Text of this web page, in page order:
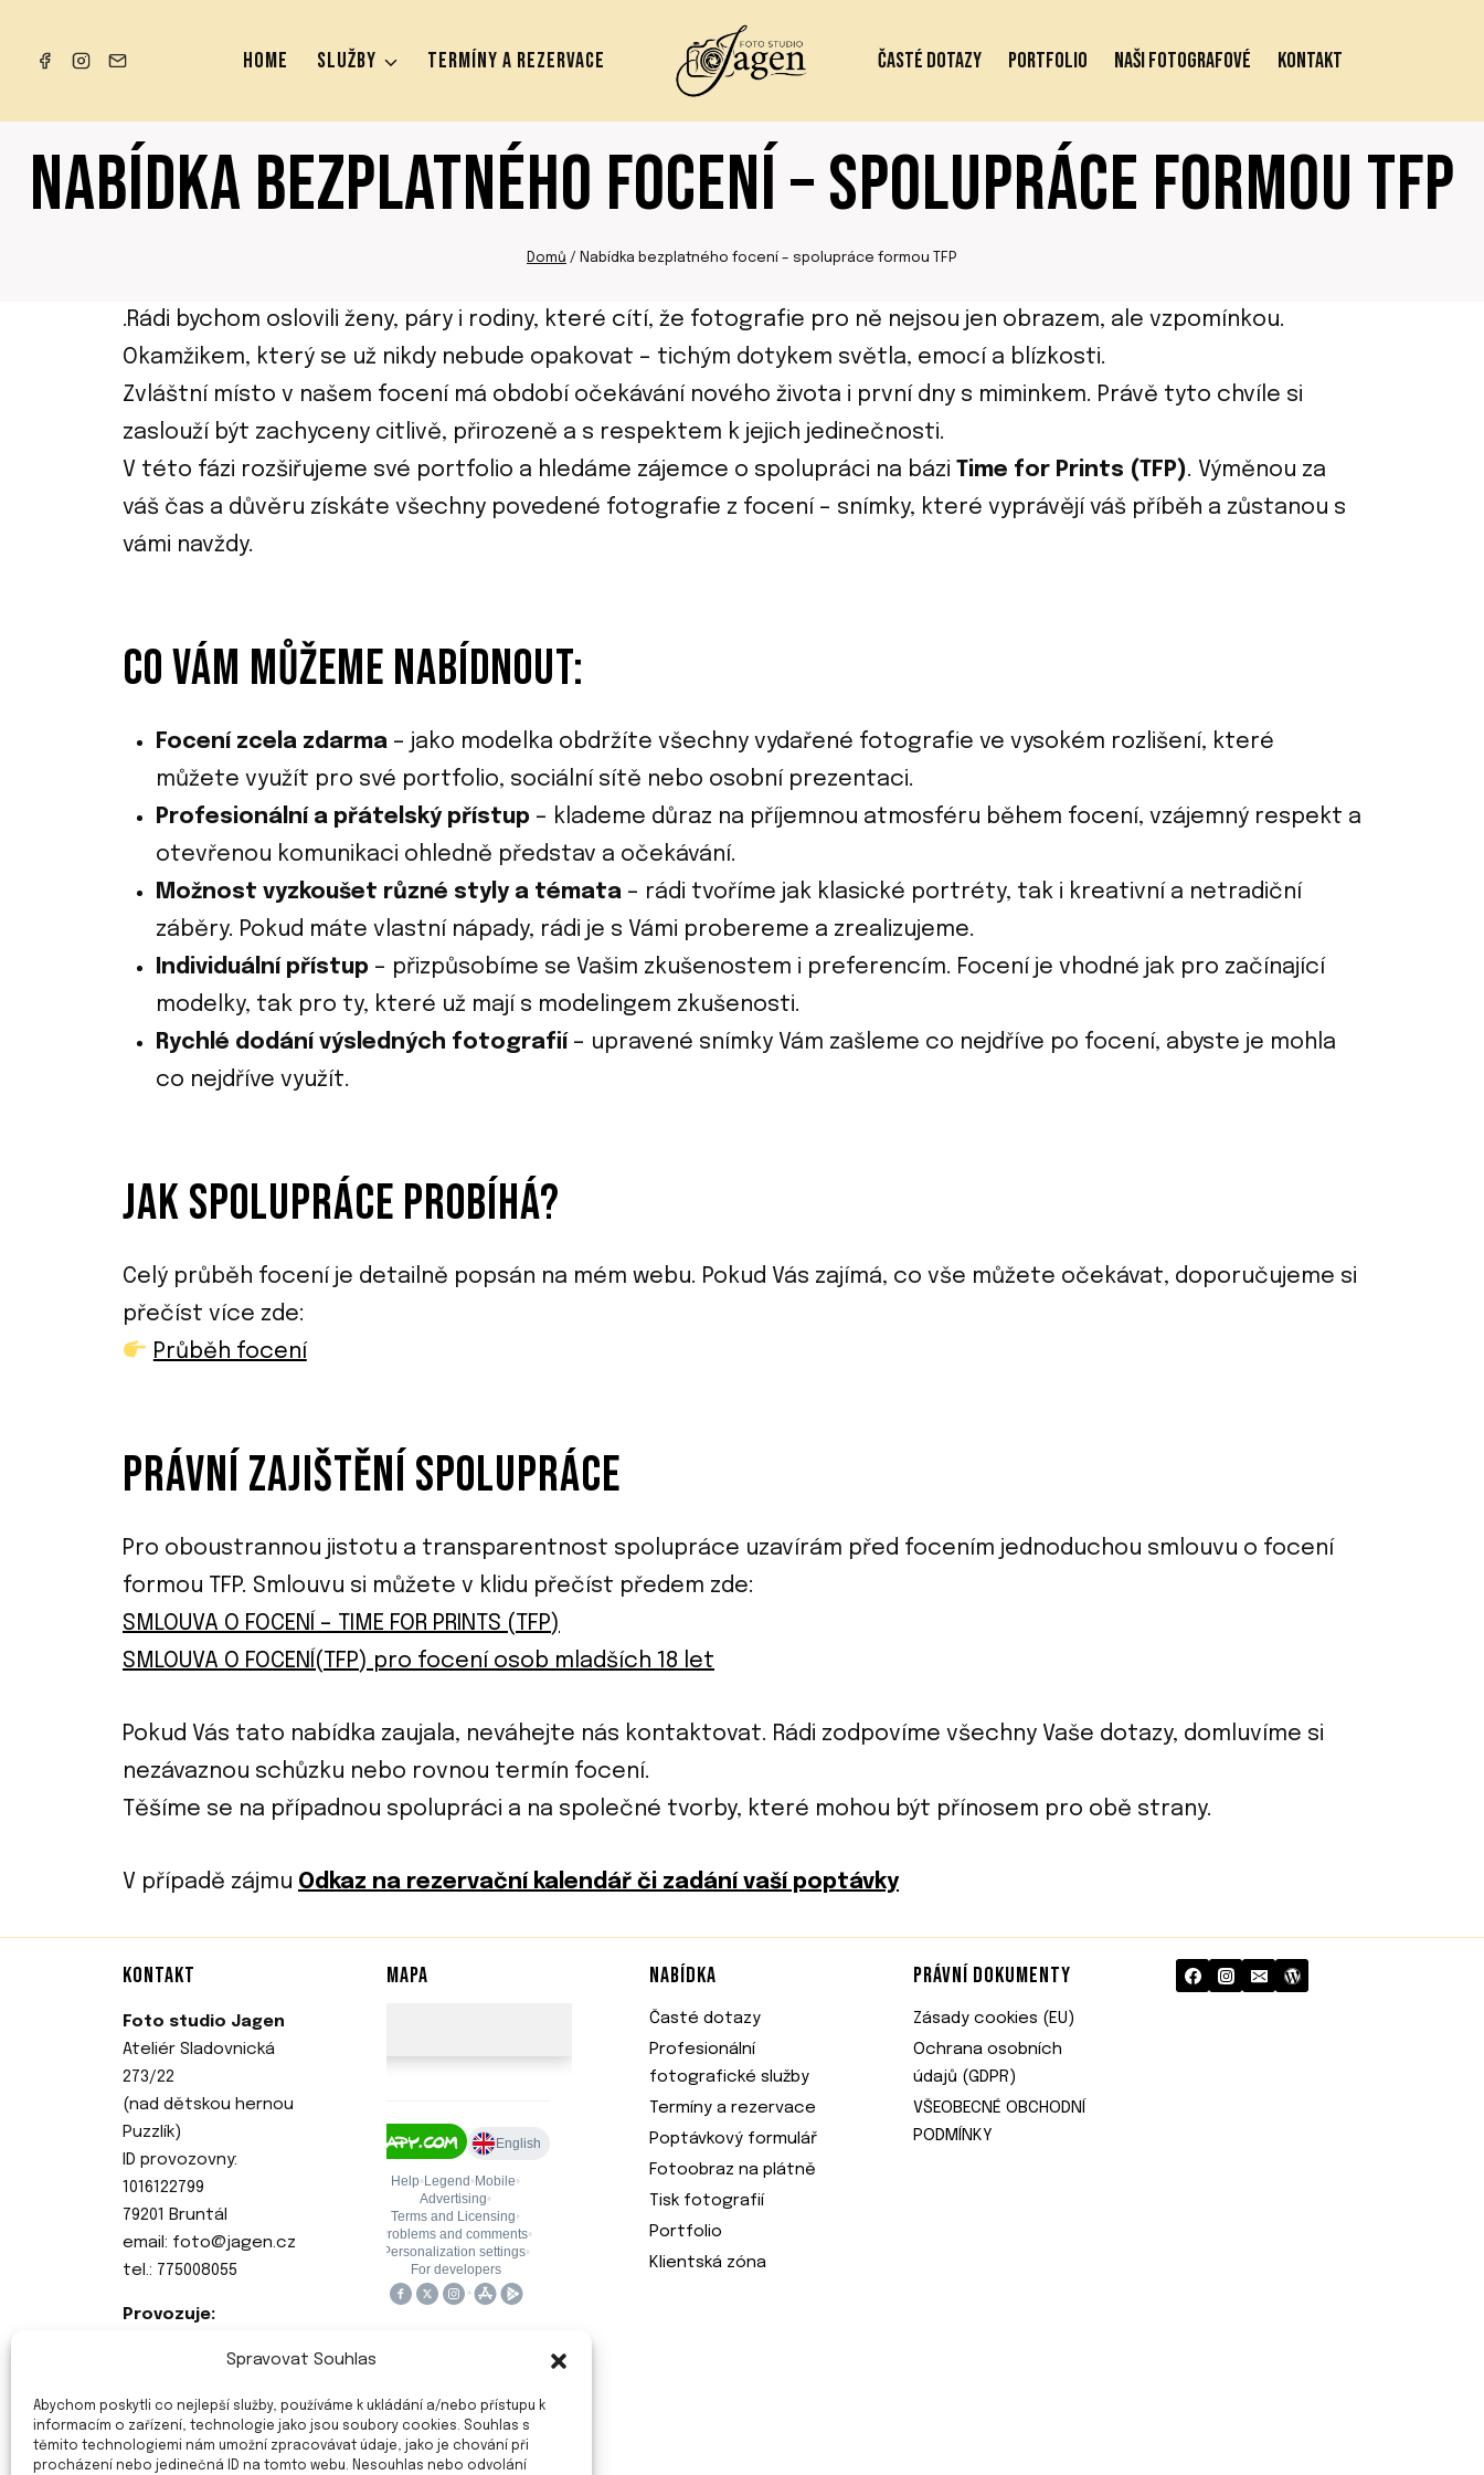
Spravovat Souhlas
Abychom poskytli co nejlepší služby, používáme k ukládání a/nebo přístupu k
informacím o zařízení, technologie jako jsou soubory cookies. Souhlas s
těmito technologiemi nám umožní zpracovávat údaje, jako je chování při
procházení nebo jedinečná ID na tomto webu. Nesouhlas nebo odvolání
obsah
HOME SLUŽBY TERMÍNY A REZERVACE ČASTÉ DOTAZY PORTFOLIO NAŠI FOTOGRAFOVÉ KONTAKT
NABÍDKA BEZPLATNÉHO FOCENÍ – SPOLUPRÁCE FORMOU TFP
Domů / Nabídka bezplatného focení – spolupráce formou TFP
.Rádi bychom oslovili ženy, páry i rodiny, které cítí, že fotografie pro ně nejsou jen obrazem, ale vzpomínkou.
Okamžikem, který se už nikdy nebude opakovat – tichým dotykem světla, emocí a blízkosti.
Zvláštní místo v našem focení má období očekávání nového života i první dny s miminkem. Právě tyto chvíle si
zaslouží být zachyceny citlivě, přirozeně a s respektem k jejich jedinečnosti.
V této fázi rozšiřujeme své portfolio a hledáme zájemce o spolupráci na bázi Time for Prints (TFP). Výměnou za
váš čas a důvěru získáte všechny povedené fotografie z focení – snímky, které vyprávějí váš příběh a zůstanou s
vámi navždy.
CO VÁM MŮŽEME NABÍDNOUT:
Focení zcela zdarma – jako modelka obdržíte všechny vydařené fotografie ve vysokém rozlišení, které
můžete využít pro své portfolio, sociální sítě nebo osobní prezentaci.
Profesionální a přátelský přístup – klademe důraz na příjemnou atmosféru během focení, vzájemný respekt a
otevřenou komunikaci ohledně představ a očekávání.
Možnost vyzkoušet různé styly a témata – rádi tvoříme jak klasické portréty, tak i kreativní a netradiční
záběry. Pokud máte vlastní nápady, rádi je s Vámi probereme a zrealizujeme.
Individuální přístup – přizpůsobíme se Vašim zkušenostem i preferencím. Focení je vhodné jak pro začínající
modelky, tak pro ty, které už mají s modelingem zkušenosti.
Rychlé dodání výsledných fotografií – upravené snímky Vám zašleme co nejdříve po focení, abyste je mohla
co nejdříve využít.
JAK SPOLUPRÁCE PROBÍHÁ?
Celý průběh focení je detailně popsán na mém webu. Pokud Vás zajímá, co vše můžete očekávat, doporučujeme si
přečíst více zde:
Průběh focení
PRÁVNÍ ZAJIŠTĚNÍ SPOLUPRÁCE
Pro oboustrannou jistotu a transparentnost spolupráce uzavírám před focením jednoduchou smlouvu o focení
formou TFP. Smlouvu si můžete v klidu přečíst předem zde:
SMLOUVA O FOCENÍ – TIME FOR PRINTS (TFP)
SMLOUVA O FOCENÍ(TFP) pro focení osob mladších 18 let
Pokud Vás tato nabídka zaujala, neváhejte nás kontaktovat. Rádi zodpovíme všechny Vaše dotazy, domluvíme si
nezávaznou schůzku nebo rovnou termín focení.
Těšíme se na případnou spolupráci a na společné tvorby, které mohou být přínosem pro obě strany.
V případě zájmu Odkaz na rezervační kalendář či zadání vaší poptávky
KONTAKT
Foto studio Jagen
Ateliér Sladovnická
273/22
(nad dětskou hernou
Puzzlík)
ID provozovny:
1016122799
79201 Bruntál
email: foto@jagen.cz
tel.: 775008055
Provozuje:
Sídlo: Jaurisova 515/4
140 00 Praha 4 Michle
IČ: 175 18 181
MAPA NABÍDKA
Časté dotazy
Profesionální
fotografické služby
Termíny a rezervace
Poptávkový formulář
Fotoobraz na plátně
Tisk fotografií
Portfolio
Klientská zóna
PRÁVNÍ DOKUMENTY
Zásady cookies (EU)
Ochrana osobních
údajů (GDPR)
VŠEOBECNÉ OBCHODNÍ
PODMÍNKY